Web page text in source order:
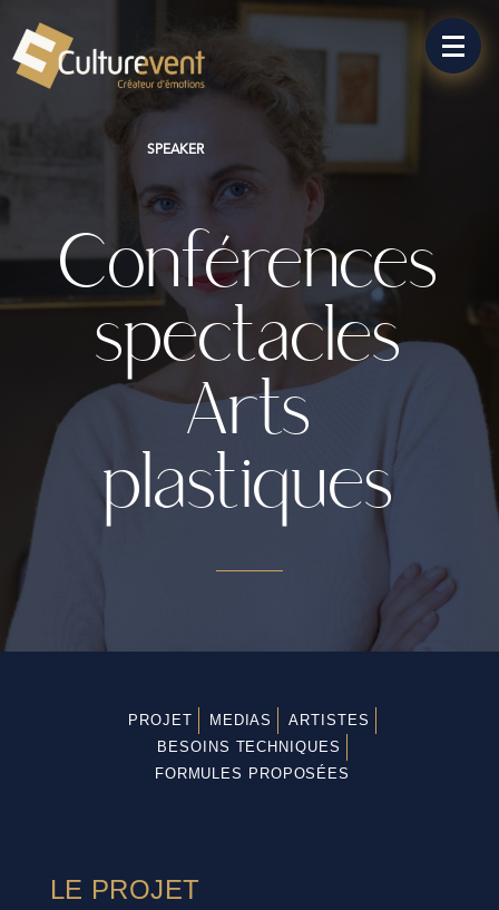
SPEAKER
Conférences
spectacles
Arts
plastiques
PROJET MEDIAS
ARTISTES
BESOINS TECHNIQUES
FORMULES PROPOSÉES
LE PROJET